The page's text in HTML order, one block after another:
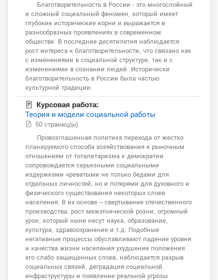
Благотворительность в России - это многослойный
и сложный социальный феномен, который имеет
глубокие исторические корни и выражается в
разнообразных проявлениях в современном
обществе. В последние десятилетия наблюдается
рост интереса к благотворительности, что связано как
с изменениями в социальной структуре, так и с
изменениями в сознании людей. Исторически
благотворительность в России была частью
культурной традиции.
Курсовая работа:
Теория и модели социальной работы
50 страниц(ы)
Провозглашенная политика перехода от жестко
планируемого способа хозяйствования к рыночным
отношениям от тоталитаризма к демократии
сопровождается серьезными социальными
издержками чреватыми не только бедами для
отдельных личностей, но и потерями для духовного и
физического существования некоторых слоев
населения. В их основе – свертывание отечественного
производства, рост межэтнической розни, огромный
урон, который ныне несут наука, образование,
культура, здравоохранение и т.д. Подобные
негативные процессы обуславливают падение уровня
и качества жизни населения ухудшение положения
его слабо защищенных слоев, наблюдается разрыв
социальных связей, деградация социальной
инфраструктуры и появление реальной угрозы